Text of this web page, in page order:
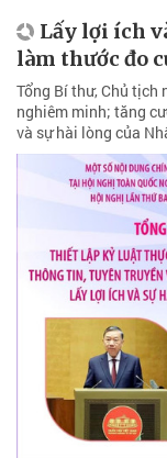
Lấy lợi ích
làm thước đo
Tổng Bí thư, Chủ tịch
nghiêm minh; tăng
và sự hài lòng của